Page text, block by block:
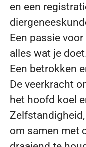
en een
Een passie
alles wat je
Een betrokken
De veerkracht
het hoofd koel
om samen met